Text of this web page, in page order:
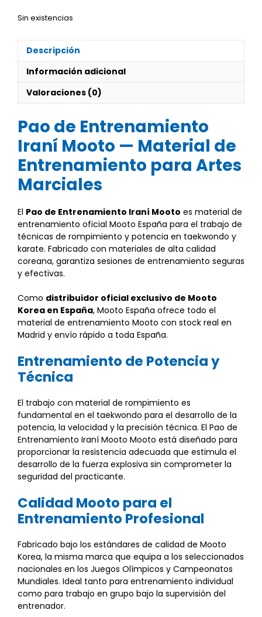
Sin existencias
Descripción
Información adicional
Valoraciones (0)
Pao de Entrenamiento
Iraní Mooto — Material de
Entrenamiento para Artes
Marciales
El Pao de Entrenamiento Iraní Mooto es material de
entrenamiento oficial Mooto España para el trabajo de
técnicas de rompimiento y potencia en taekwondo y
karate. Fabricado con materiales de alta calidad
coreana, garantiza sesiones de entrenamiento seguras
y efectivas.
Como distribuidor oficial exclusivo de Mooto
Korea en España, Mooto España ofrece todo el
material de entrenamiento Mooto con stock real en
Madrid y envío rápido a toda España.
Entrenamiento de Potencia y
Técnica
El trabajo con material de rompimiento es
fundamental en el taekwondo para el desarrollo de la
potencia, la velocidad y la precisión técnica. El Pao de
Entrenamiento Iraní Mooto Mooto está diseñado para
proporcionar la resistencia adecuada que estimula el
desarrollo de la fuerza explosiva sin comprometer la
seguridad del practicante.
Calidad Mooto para el
Entrenamiento Profesional
Fabricado bajo los estándares de calidad de Mooto
Korea, la misma marca que equipa a los seleccionados
nacionales en los Juegos Olímpicos y Campeonatos
Mundiales. Ideal tanto para entrenamiento individual
como para trabajo en grupo bajo la supervisión del
entrenador.